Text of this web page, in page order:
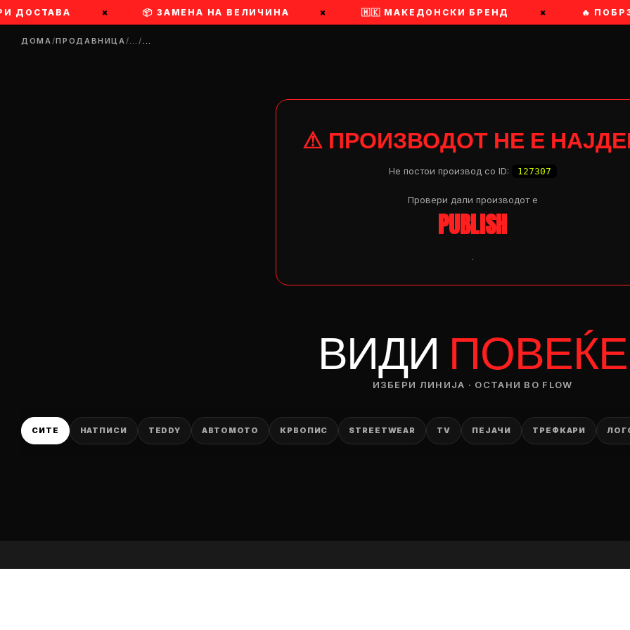
ДОСТАВА × 📦 ЗАМЕНА НА ВЕЛИЧИНА × 🇲🇰 МАКЕДОНСКИ БРЕНД × 🔥
ДОМА/ПРОДАВНИЦА/…/…
⚠ ПРОИЗВОДОТ НЕ Е
Не постои производ со ID: 127307
Провери дали производот e
PUBLISH
.
ВИДИ ПОВЕЌЕ
ИЗБЕРИ ЛИНИЈА · ОСТАНИ ВО FLOW
СИТЕ НАТПИСИ TEDDY АВТОМОТО КРВОПИС STREETWEAR TV ПЕЈАЧИ ТРЕФКАРИ
— ден
ПЛАТИ ПРИ ДОСТАВА ВО КЕШ